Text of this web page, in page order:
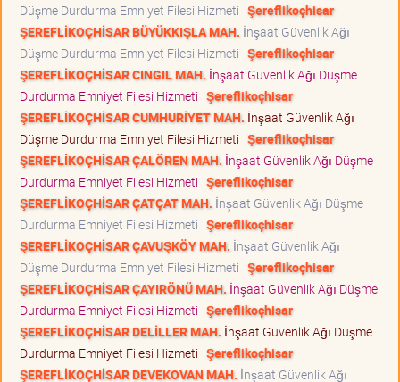
Düşme Durdurma Emniyet Filesi Hizmeti Şereflikoçhisar
ŞEREFLİKOÇHİSAR BÜYÜKKIŞLA MAH. İnşaat Güvenlik Ağı
Düşme Durdurma Emniyet Filesi Hizmeti Şereflikoçhisar
ŞEREFLİKOÇHİSAR CINGIL MAH. İnşaat Güvenlik Ağı Düşme
Durdurma Emniyet Filesi Hizmeti Şereflikoçhisar
ŞEREFLİKOÇHİSAR CUMHURİYET MAH. İnşaat Güvenlik Ağı
Düşme Durdurma Emniyet Filesi Hizmeti Şereflikoçhisar
ŞEREFLİKOÇHİSAR ÇALÖREN MAH. İnşaat Güvenlik Ağı Düşme
Durdurma Emniyet Filesi Hizmeti Şereflikoçhisar
ŞEREFLİKOÇHİSAR ÇATÇAT MAH. İnşaat Güvenlik Ağı Düşme
Durdurma Emniyet Filesi Hizmeti Şereflikoçhisar
ŞEREFLİKOÇHİSAR ÇAVUŞKÖY MAH. İnşaat Güvenlik Ağı
Düşme Durdurma Emniyet Filesi Hizmeti Şereflikoçhisar
ŞEREFLİKOÇHİSAR ÇAYIRÖNÜ MAH. İnşaat Güvenlik Ağı Düşme
Durdurma Emniyet Filesi Hizmeti Şereflikoçhisar
ŞEREFLİKOÇHİSAR DELİLLER MAH. İnşaat Güvenlik Ağı Düşme
Durdurma Emniyet Filesi Hizmeti Şereflikoçhisar
ŞEREFLİKOÇHİSAR DEVEKOVAN MAH. İnşaat Güvenlik Ağı